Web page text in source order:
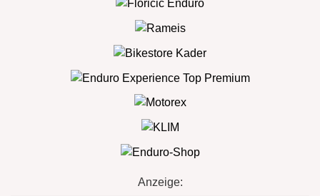
Anzeige: